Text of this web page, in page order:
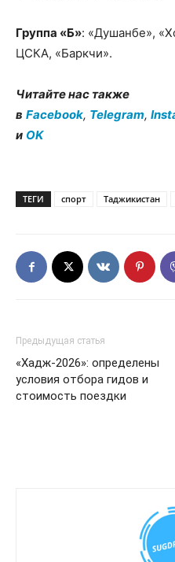
Группа «Б»: «Душанбе»,
ЦСКА, «Баркчи».
Читайте нас также
в Facebook, Telegram,
и OK
ТЕГИ спорт Таджикистан
Предыдущая статья
«Хадж-2026»: определены
условия отбора гидов и
стоимость поездки